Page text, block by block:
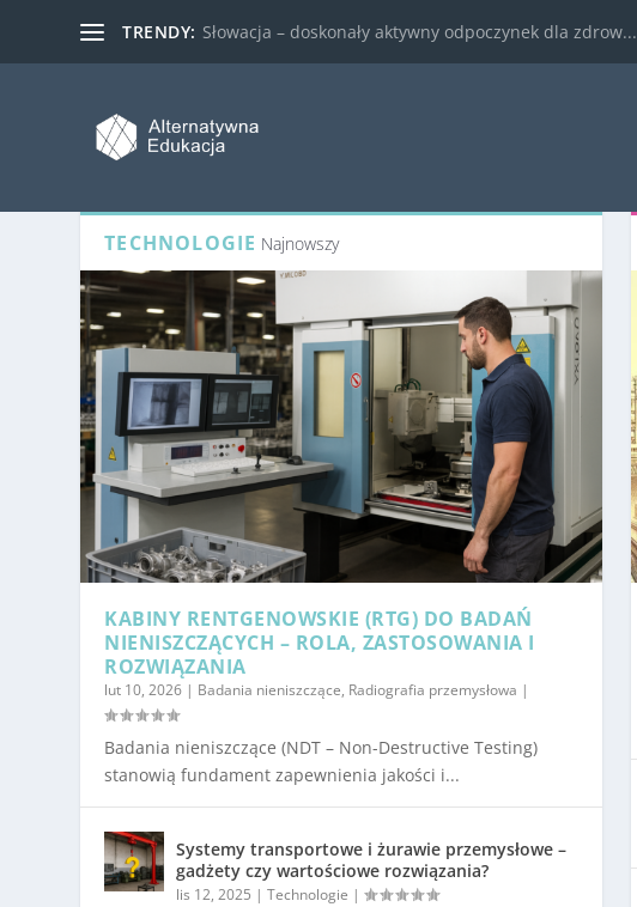
TRENDY: Słowacja – doskonały aktywny odpoczynek dla zdrow...
TECHNOLOGIE Najnowszy
KABINY RENTGENOWSKIE (RTG) DO BADAŃ
NIENISZCZĄCYCH – ROLA, ZASTOSOWANIA I
ROZWIĄZANIA
lut 10, 2026 | Badania nieniszczące, Radiografia przemysłowa |
Badania nieniszczące (NDT – Non-Destructive Testing)
stanowią fundament zapewnienia jakości i...
Systemy transportowe i żurawie przemysłowe –
gadżety czy wartościowe rozwiązania?
lis 12, 2025 |Technologie |